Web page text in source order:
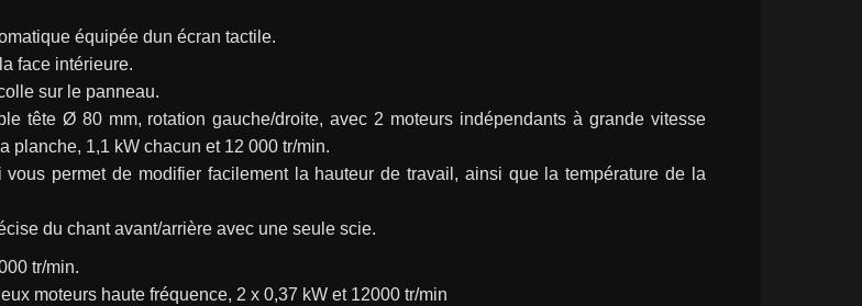
équipée dun écran tactile.
face intérieure.
sur le panneau.
tête Ø 80 mm, rotation gauche/droite, avec 2 moteurs indépendants à grande vitesse
planche, 1,1 kW chacun et 12 000 tr/min.
vous permet de modifier facilement la hauteur de travail, ainsi que la température de la
du chant avant/arrière avec une seule scie.
tr/min.
moteurs haute fréquence, 2 x 0,37 kW et 12000 tr/min